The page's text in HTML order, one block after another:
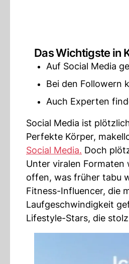
Das Wichtigste in
Auf Social Media
Bei den Followern
Auch Experten
Social Media ist
Perfekte Körper,
Social Media. Doch
Unter viralen
offen, was früher tabu
Fitness-Influencer, die
Laufgeschwindigkeit
Lifestyle-Stars, die